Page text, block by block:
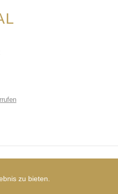
zu bieten.